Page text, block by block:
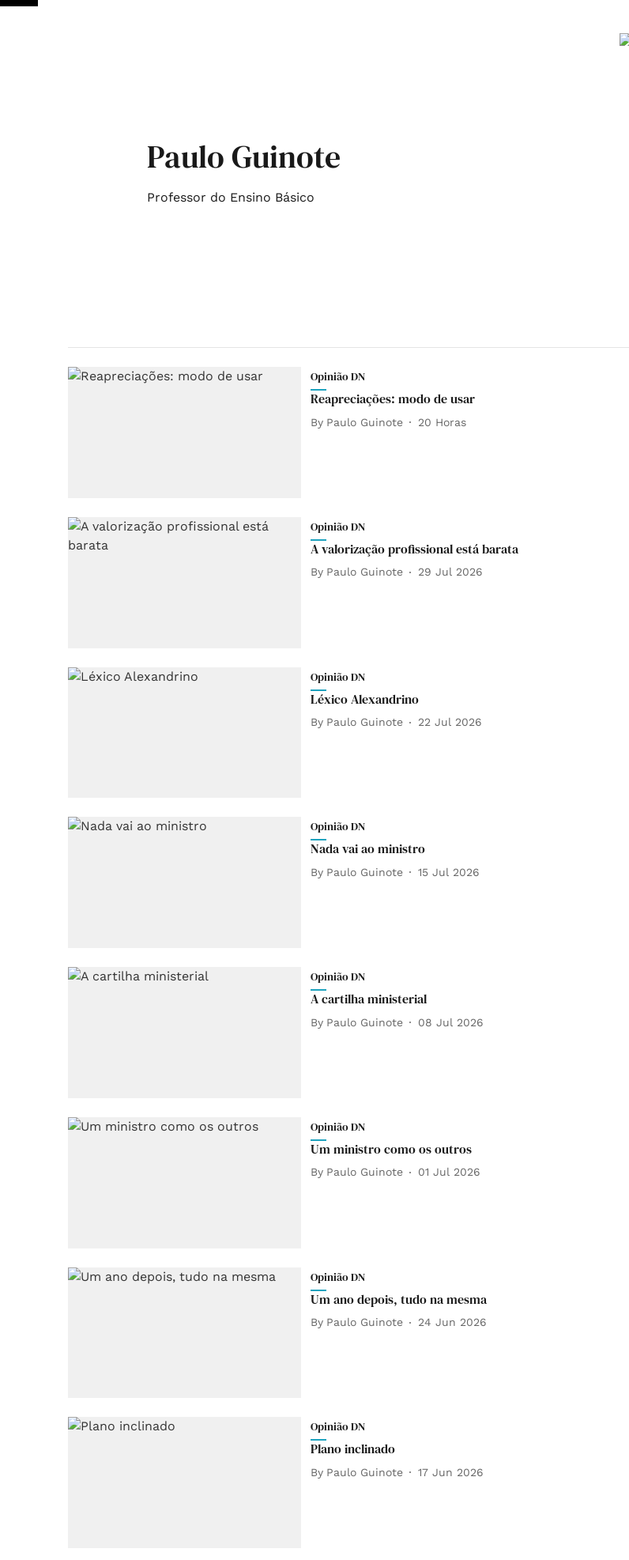
Paulo Guinote
Professor do Ensino Básico
Opinião DN
Reapreciações: modo de usar
By Paulo Guinote 20 Horas
Opinião DN
A valorização profissional está barata
By Paulo Guinote 29 Jul 2026
Opinião DN
Léxico Alexandrino
By Paulo Guinote 22 Jul 2026
Opinião DN
Nada vai ao ministro
By Paulo Guinote 15 Jul 2026
Opinião DN
A cartilha ministerial
By Paulo Guinote 08 Jul 2026
Opinião DN
Um ministro como os outros
By Paulo Guinote 01 Jul 2026
Opinião DN
Um ano depois, tudo na mesma
By Paulo Guinote 24 Jun 2026
Opinião DN
Plano inclinado
By Paulo Guinote 17 Jun 2026